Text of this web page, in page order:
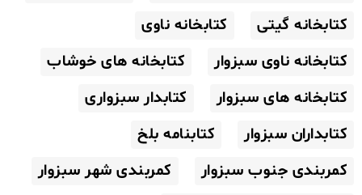
کتابخانه گیتی
کتابخانه ناوی
کتابخانه ناوی سبزوار
کتابخانه های خوشاب
کتابخانه های سبزوار
کتابدار سبزواری
کتابداران سبزوار
کتابنامه بلخ
کمربندی جنوب سبزوار
کمربندی شهر سبزوار